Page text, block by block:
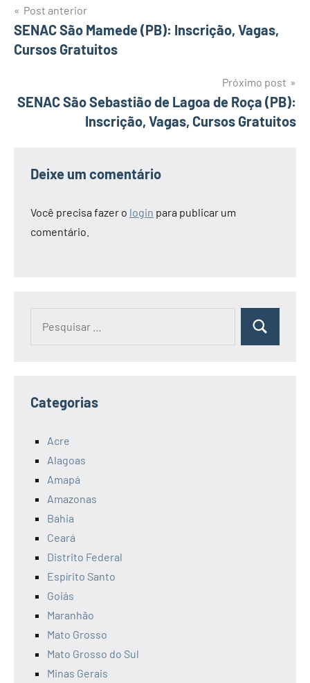
Navegação
de
Post anterior
SENAC São Mamede (PB): Inscrição, Vagas,
Cursos Gratuitos
Próximo post
SENAC São Sebastião de Lagoa de Roça (PB):
Inscrição, Vagas, Cursos Gratuitos
Deixe um comentário
Você precisa fazer o login para publicar um
comentário.
Pesquisa
Categorias
Acre
Alagoas
Amapá
Amazonas
Bahia
Ceará
Distrito Federal
Espírito Santo
Goiás
Maranhão
Mato Grosso
Mato Grosso do Sul
Minas Gerais